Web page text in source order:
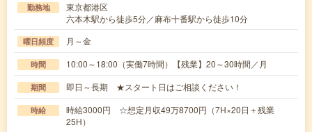
勤務地
東京都港区
六本木駅から徒歩5分／麻布十番駅から徒歩10分
曜日頻度 月～金
時間 10:00～18:00（実働7時間）【残業】20～30時間／月
期間 即日～長期 ★スタート日はご相談ください！
時給
時給3000円 ☆想定月収49万8700円（7H×20日＋残業
25H）